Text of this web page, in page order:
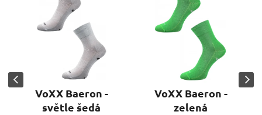
VoXX Baeron -
světle šedá
VoXX Baeron -
zelená